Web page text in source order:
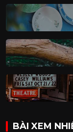
BÀI XEM